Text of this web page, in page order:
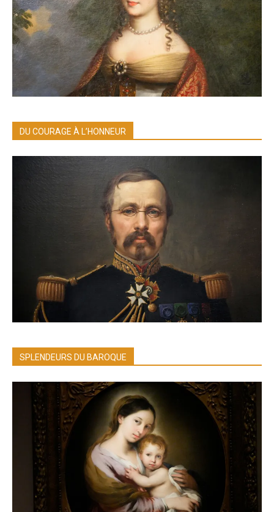
DU COURAGE À L’HONNEUR
SPLENDEURS DU BAROQUE